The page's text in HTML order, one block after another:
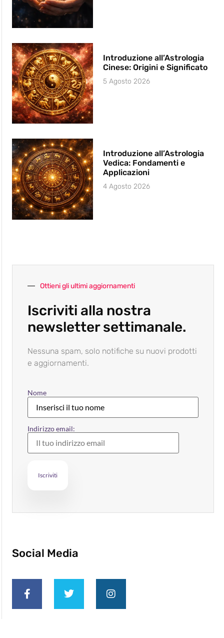
Introduzione all’Astrologia
Cinese: Origini e Significato
5 Agosto 2026
Introduzione all’Astrologia
Vedica: Fondamenti e
Applicazioni
4 Agosto 2026
Ottieni gli ultimi aggiornamenti
Iscriviti alla nostra
newsletter settimanale.
Nessuna spam, solo notifiche su nuovi prodotti
e aggiornamenti.
Nome
Indirizzo email:
Social Media